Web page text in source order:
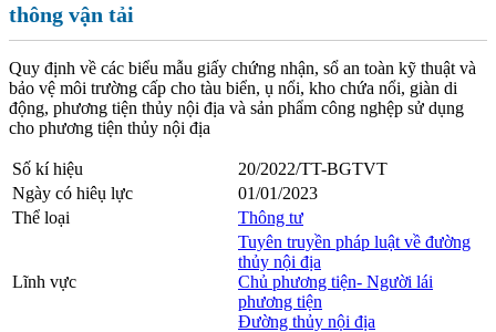
thông vận tải
Quy định về các biểu mẫu giấy chứng nhận, sổ an toàn kỹ thuật và
bảo vệ môi trường cấp cho tàu biển, ụ nổi, kho chứa nổi, giàn di
động, phương tiện thủy nội địa và sản phẩm công nghệp sử dụng
cho phương tiện thủy nội địa
Số kí hiệu
20/2022/TT-BGTVT
Ngày có hiêụ lực
01/01/2023
Thể loại
Thông tư
Lĩnh vực
Tuyên truyền pháp luật về đường
thủy nội địa
Chủ phương tiện- Người lái
phương tiện
Đường thủy nội địa